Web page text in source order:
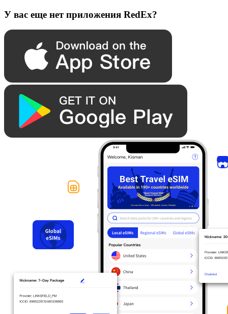
У вас еще нет приложения RedEx?